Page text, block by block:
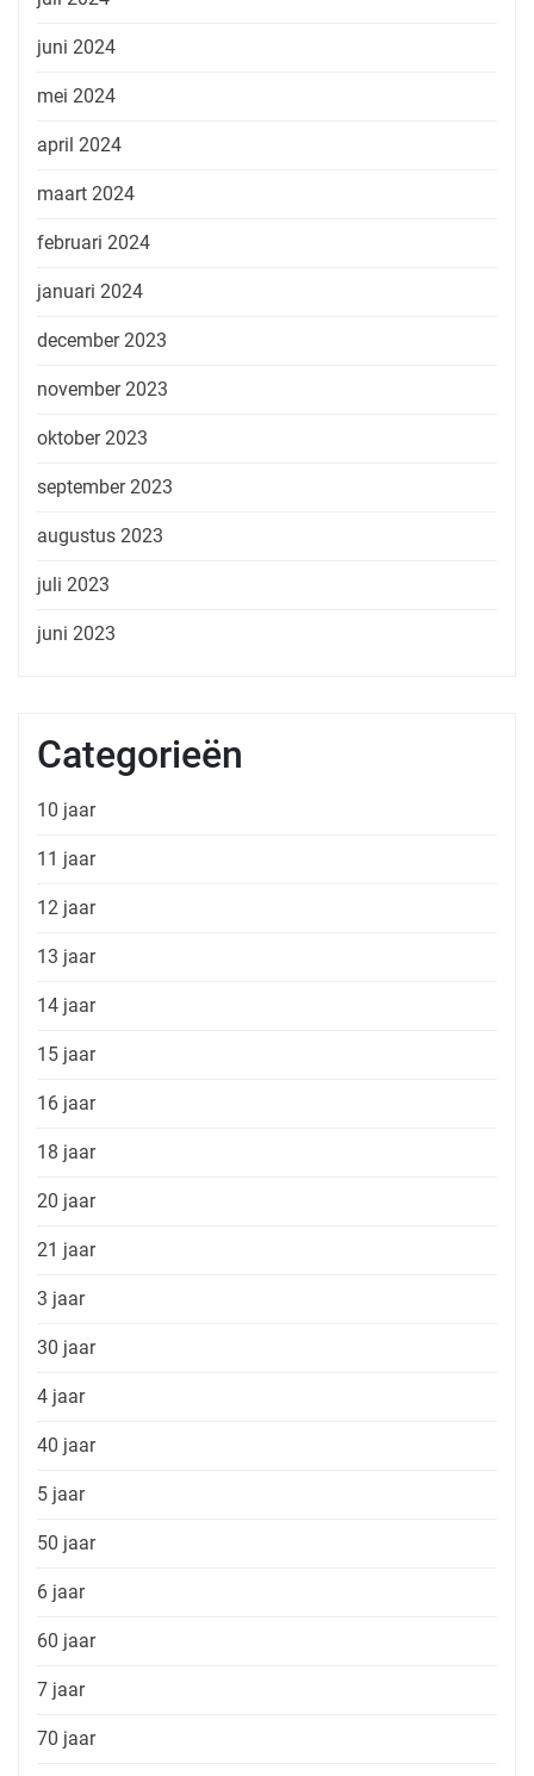
juni 2024
mei 2024
april 2024
maart 2024
februari 2024
januari 2024
december 2023
november 2023
oktober 2023
september 2023
augustus 2023
juli 2023
juni 2023
Categorieën
10 jaar
11 jaar
12 jaar
13 jaar
14 jaar
15 jaar
16 jaar
18 jaar
20 jaar
21 jaar
3 jaar
30 jaar
4 jaar
40 jaar
5 jaar
50 jaar
6 jaar
60 jaar
7 jaar
70 jaar